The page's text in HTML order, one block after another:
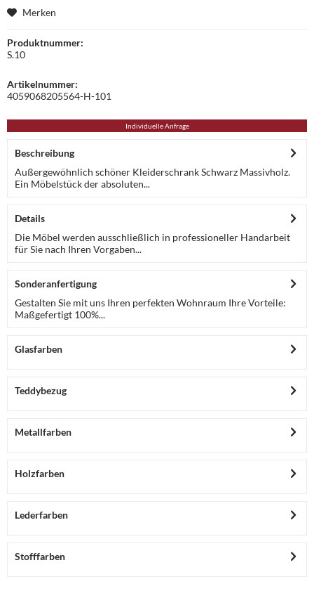
Merken
Produktnummer:
S.10
Artikelnummer:
4059068205564-H-101
Individuelle Anfrage
Beschreibung
Außergewöhnlich schöner Kleiderschrank Schwarz Massivholz.
Ein Möbelstück der absoluten...
Details
Die Möbel werden ausschließlich in professioneller Handarbeit
für Sie nach Ihren Vorgaben...
Sonderanfertigung
Gestalten Sie mit uns Ihren perfekten Wohnraum Ihre Vorteile:
Maßgefertigt 100%...
Glasfarben
Teddybezug
Metallfarben
Holzfarben
Lederfarben
Stofffarben